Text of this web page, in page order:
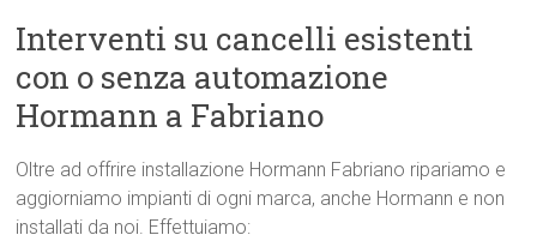
Interventi su cancelli esistenti
con o senza automazione
Hormann a Fabriano
Oltre ad offrire installazione Hormann Fabriano ripariamo e
aggiorniamo impianti di ogni marca, anche Hormann e non
installati da noi. Effettuiamo: